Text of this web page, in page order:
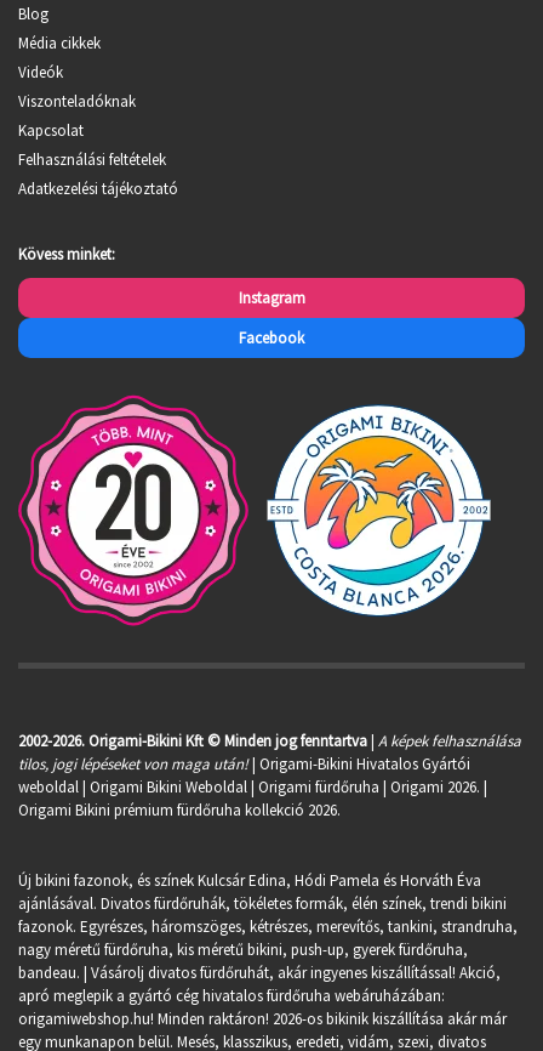
Blog
Média cikkek
Videók
Viszonteladóknak
Kapcsolat
Felhasználási feltételek
Adatkezelési tájékoztató
Kövess minket:
Instagram
Facebook
2002-2026. Origami-Bikini Kft © Minden jog fenntartva| A képek felhasználása
tilos, jogi lépéseket von maga után!| Origami-Bikini Hivatalos Gyártói
weboldal | Origami Bikini Weboldal | Origami fürdőruha | Origami 2026. |
Origami Bikini prémium fürdőruha kollekció 2026.
Új bikini fazonok, és színek Kulcsár Edina, Hódi Pamela és Horváth Éva
ajánlásával. Divatos fürdőruhák, tökéletes formák, élén színek, trendi bikini
fazonok. Egyrészes, háromszöges, kétrészes, merevítős, tankini, strandruha,
nagy méretű fürdőruha, kis méretű bikini, push-up, gyerek fürdőruha,
bandeau. | Vásárolj divatos fürdőruhát, akár ingyenes kiszállítással! Akció,
apró meglepik a gyártó cég hivatalos fürdőruha webáruházában:
origamiwebshop.hu! Minden raktáron! 2026-os bikinik kiszállítása akár már
egy munkanapon belül. Mesés, klasszikus, eredeti, vidám, szexi, divatos